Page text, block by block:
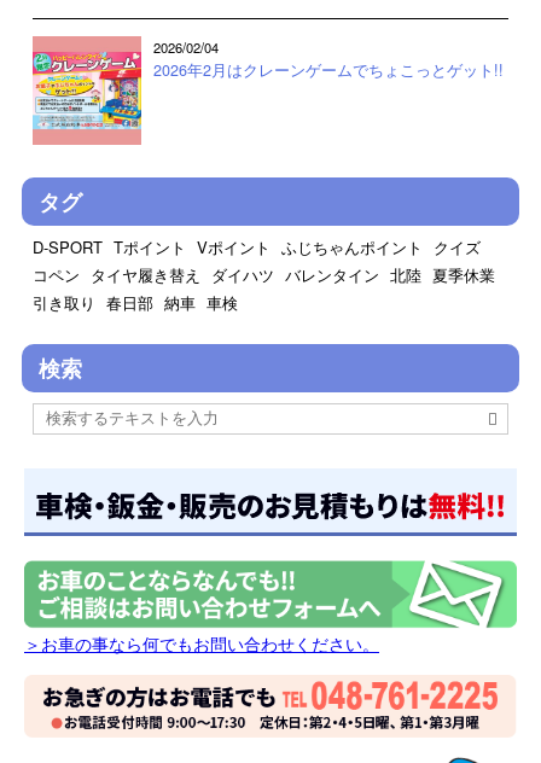
2026/02/04
2026年2月はクレーンゲームでちょこっとゲット!!
タグ
D-SPORT Tポイント Vポイント ふじちゃんポイント
クイズ
コペン タイヤ履き替え ダイハツ バレンタイン 北陸 夏季休業
引き取り
春日部 納車 車検
検索
＞お車の事なら何でもお問い合わせください。